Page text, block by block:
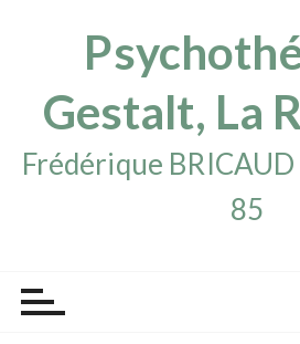
Gestalt, La
Frédérique
85